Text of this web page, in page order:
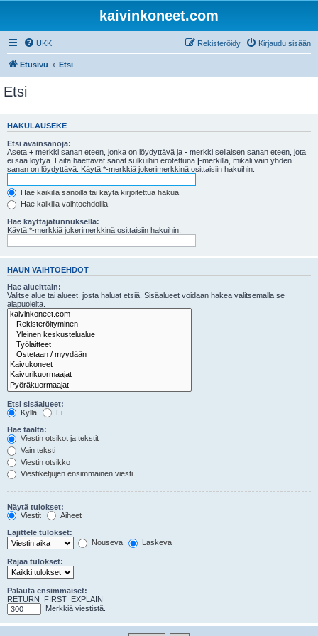
kaivinkoneet.com
UKK Kirjaudu sisään
Rekisteröidy
Etusivu Etsi
Etsi
HAKULAUSEKE
Etsi avainsanoja:
Aseta + merkki sanan eteen, jonka on löydyttävä ja - merkki sellaisen sanan eteen, jota
ei saa löytyä. Laita haettavat sanat sulkuihin erotettuna |-merkillä, mikäli vain yhden
sanan on löydyttävä. Käytä *-merkkiä jokerimerkkinä osittaisiin hakuihin.
Hae kaikilla sanoilla tai käytä kirjoitettua hakua
Hae kaikilla vaihtoehdoilla
Hae käyttäjätunnuksella:
Käytä *-merkkiä jokerimerkkinä osittaisiin hakuihin.
HAUN VAIHTOEHDOT
Hae alueittain:
Valitse alue tai alueet, josta haluat etsiä. Sisäalueet voidaan hakea valitsemalla se
alapuolelta.
Etsi sisäalueet:
Kyllä
Ei
Hae täältä:
Viestin otsikot ja tekstit
Vain teksti
Viestin otsikko
Viestiketjujen ensimmäinen viesti
Näytä tulokset:
Viestit
Aiheet
Lajittele tulokset:
Nouseva
Laskeva
Rajaa tulokset:
Palauta ensimmäiset:
RETURN_FIRST_EXPLAIN
Merkkiä viestistä.